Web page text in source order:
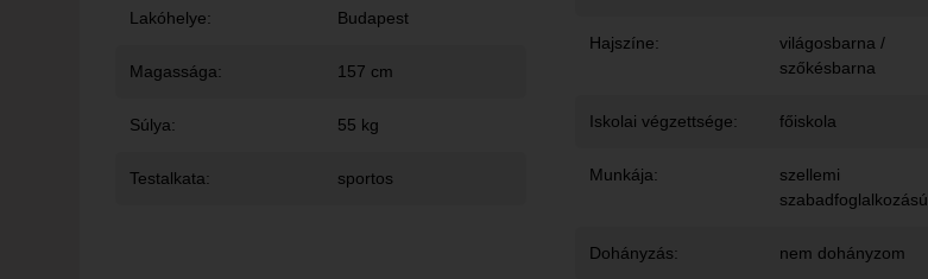
Lakóhelye: Budapest
Magassága: 157 cm
Súlya: 55 kg
Testalkata: sportos
Hajszíne:
világosbarna /
szőkésbarna
Iskolai végzettsége: főiskola
Munkája:
szellemi
szabadfoglalkozású
Dohányzás: nem dohányzom